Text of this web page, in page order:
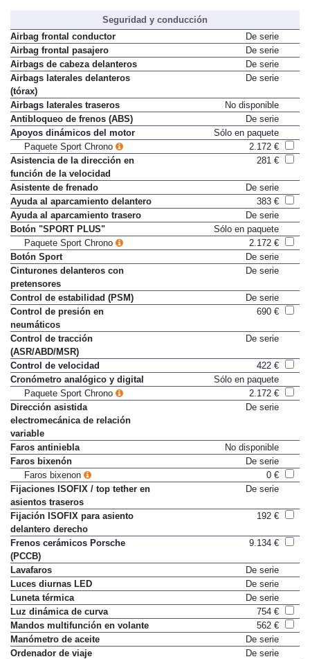
Seguridad y conducción
Airbag frontal conductor
De serie
Airbag frontal pasajero
De serie
Airbags de cabeza delanteros
De serie
Airbags laterales delanteros
(tórax)
De serie
Airbags laterales traseros
No disponible
Antibloqueo de frenos (ABS)
De serie
Apoyos dinámicos del motor
Sólo en paquete
Paquete Sport Chrono
2.172 €
Asistencia de la dirección en
función de la velocidad
281 €
Asistente de frenado
De serie
Ayuda al aparcamiento delantero
383 €
Ayuda al aparcamiento trasero
De serie
Botón "SPORT PLUS"
Sólo en paquete
Paquete Sport Chrono
2.172 €
Botón Sport
De serie
Cinturones delanteros con
pretensores
De serie
Control de estabilidad (PSM)
De serie
Control de presión en
neumáticos
690 €
Control de tracción
(ASR/ABD/MSR)
De serie
Control de velocidad
422 €
Cronómetro analógico y digital
Sólo en paquete
Paquete Sport Chrono
2.172 €
Dirección asistida
electromecánica de relación
variable
De serie
Faros antiniebla
No disponible
Faros bixenón
De serie
Faros bixenon
0 €
Fijaciones ISOFIX / top tether en
asientos traseros
De serie
Fijación ISOFIX para asiento
delantero derecho
192 €
Frenos cerámicos Porsche
(PCCB)
9.134 €
Lavafaros
De serie
Luces diurnas LED
De serie
Luneta térmica
De serie
Luz dinámica de curva
754 €
Mandos multifunción en volante
562 €
Manómetro de aceite
De serie
Ordenador de viaje
De serie